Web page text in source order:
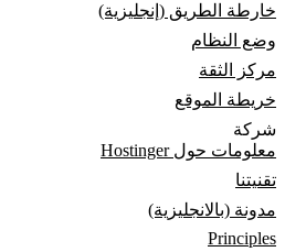
خارطة الطريق (إنجليزية)
وضع النظام
مركز الثقة
خريطة الموقع
شركة
معلومات حول Hostinger
تقنيتنا
مدونة (بالانجليزية)
Principles